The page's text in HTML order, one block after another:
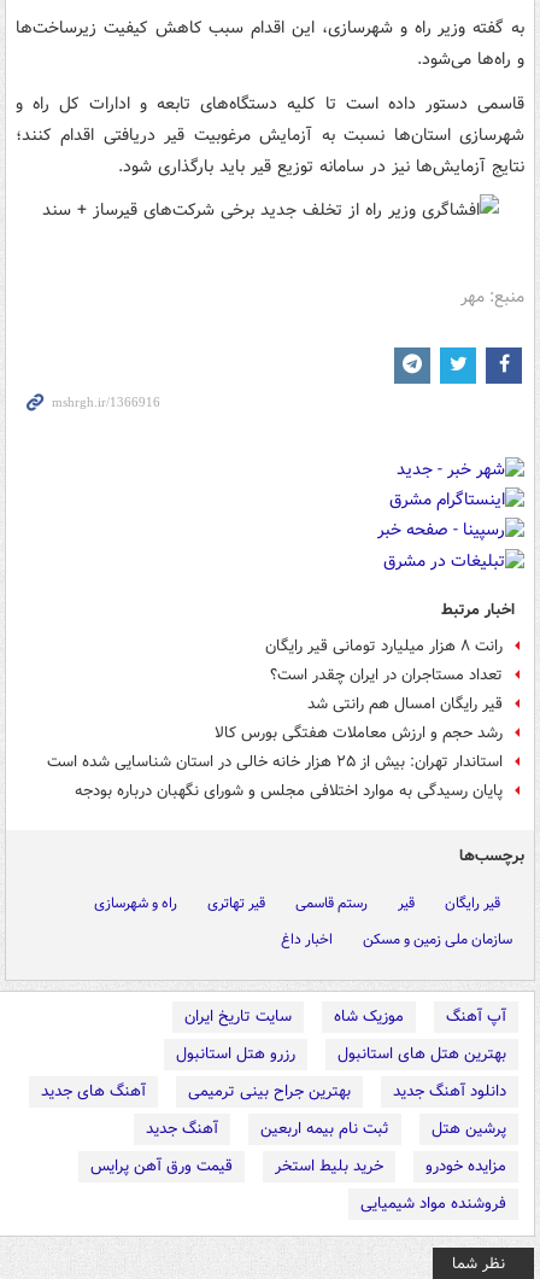
به گفته وزیر راه و شهرسازی، این اقدام سبب کاهش کیفیت زیرساخت‌ها
و راه‌ها می‌شود.
قاسمی دستور داده است تا کلیه دستگاه‌های تابعه و ادارات کل راه و
شهرسازی استان‌ها نسبت به آزمایش مرغوبیت قیر دریافتی اقدام کنند؛
نتایج آزمایش‌ها نیز در سامانه توزیع قیر باید بارگذاری شود.
منبع: مهر
اخبار مرتبط
رانت ۸ هزار میلیارد تومانی قیر رایگان
تعداد مستاجران در ایران چقدر است؟
قیر رایگان امسال هم رانتی شد
رشد حجم و ارزش معاملات هفتگی بورس کالا
استاندار تهران: بیش از ۲۵ هزار خانه خالی در استان شناسایی شده است
پایان رسیدگی به موارد اختلافی مجلس و شورای نگهبان درباره بودجه
برچسب‌ها
قیر رایگان قیر رستم قاسمی قیر تهاتری
راه و شهرسازی
سازمان ملی زمین و مسکن
اخبار داغ
آپ آهنگ موزیک شاه
سایت تاریخ ایران
بهترین هتل های استانبول
رزرو هتل استانبول
دانلود آهنگ جدید
بهترین جراح بینی ترمیمی
آهنگ های جدید
پرشین هتل
ثبت نام بیمه اربعین
آهنگ جدید
مزایده خودرو
خرید بلیط استخر
قیمت ورق آهن پرایس
فروشنده مواد شیمیایی
نظر شما